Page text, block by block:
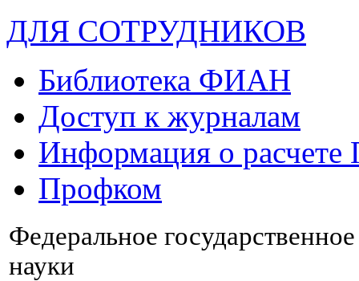
ДЛЯ СОТРУДНИКОВ
Библиотека ФИАН
Доступ к журналам
Информация о
Профком
Федеральное
науки